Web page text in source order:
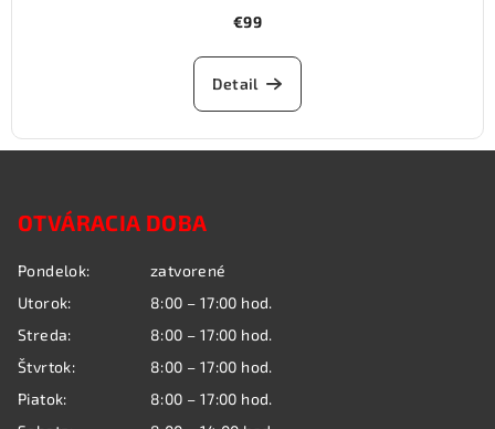
€99
Detail
OTVÁRACIA DOBA
Pondelok:
zatvorené
Utorok:
8:00 – 17:00 hod.
Streda:
8:00 – 17:00 hod.
Štvrtok:
8:00 – 17:00 hod.
Piatok:
8:00 – 17:00 hod.